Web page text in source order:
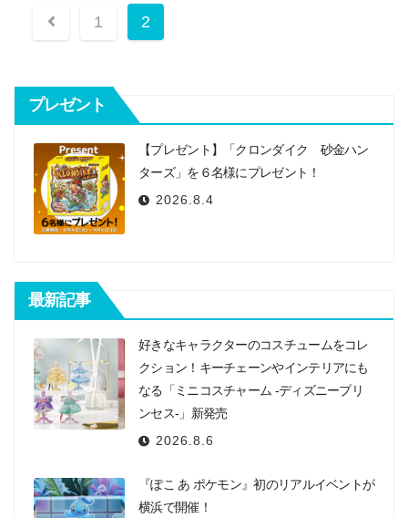
投
稿
ナ
ビ
ゲ
ー
シ
ョ
ン
1 2
プレゼント
【プレゼント】「クロンダイク 砂金ハン
ターズ」を６名様にプレゼント！
2026.8.4
最新記事
好きなキャラクターのコスチュームをコレ
クション！キーチェーンやインテリアにも
なる「ミニコスチャーム -ディズニープリ
ンセス-」新発売
2026.8.6
『ぽこ あ ポケモン』初のリアルイベントが
横浜で開催！